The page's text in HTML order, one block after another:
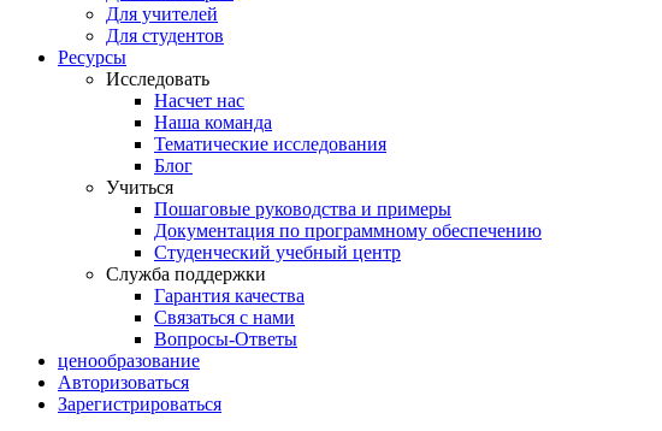
Для учителей
Для студентов
Ресурсы
Исследовать
Насчет нас
Наша команда
Тематические исследования
Блог
Учиться
Пошаговые руководства и примеры
Документация по программному обеспечению
Студенческий учебный центр
Служба поддержки
Гарантия качества
Связаться с нами
Вопросы-Ответы
ценообразование
Авторизоваться
Зарегистрироваться